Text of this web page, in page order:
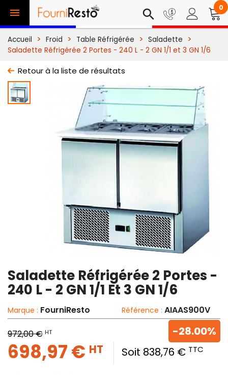
 search 0
Accueil Froid Table Réfrigérée
Saladette
Saladette Réfrigérée 2 Portes - 240 L - 2 GN 1/1 et 3 GN 1/6
Retour à la liste de résultats
Saladette Réfrigérée 2 Portes -
240 L - 2 GN 1/1 Et 3 GN 1/6
Marque : FourniResto Référence : AIAAS900V
972,00 € HT
698,97 € HT Soit 838,76 € TTC
-28.00%